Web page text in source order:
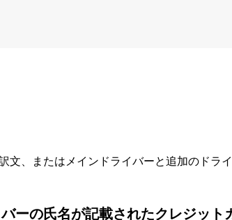
文、またはメインドライバーと追加のドラ
ーの氏名が記載されたクレジット